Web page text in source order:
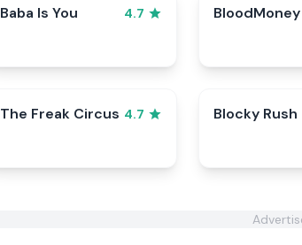
Baba Is You 4.7 BloodMoney
The Freak Circus 4.7 Blocky Rush